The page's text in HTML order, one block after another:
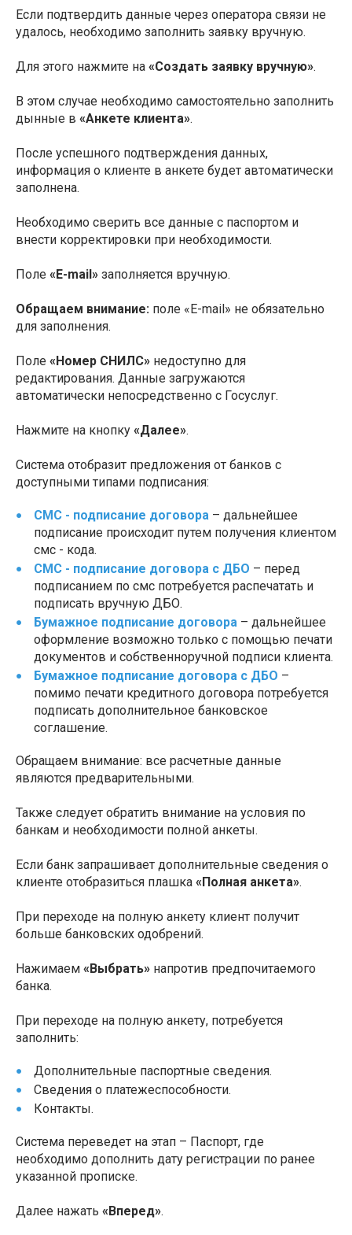
Если подтвердить данные через оператора связи не
удалось, необходимо заполнить заявку вручную.
Для этого нажмите на «Создать заявку вручную».
В этом случае необходимо самостоятельно заполнить
дынные в «Анкете клиента».
После успешного подтверждения данных,
информация о клиенте в анкете будет автоматически
заполнена.
Необходимо сверить все данные с паспортом и
внести корректировки при необходимости.
Поле «E-mail» заполняется вручную.
Обращаем внимание: поле «E-mail» не обязательно
для заполнения.
Поле «Номер СНИЛС» недоступно для
редактирования. Данные загружаются
автоматически непосредственно с Госуслуг.
Нажмите на кнопку «Далее».
Система отобразит предложения от банков с
доступными типами подписания:
СМС - подписание договора– дальнейшее
подписание происходит путем получения клиентом
смс - кода.
СМС - подписание договора с ДБО – перед
подписанием по смс потребуется распечатать и
подписать вручную ДБО.
Бумажное подписание договора– дальнейшее
оформление возможно только с помощью печати
документов и собственноручной подписи клиента.
Бумажное подписание договора с ДБО –
помимо печати кредитного договора потребуется
подписать дополнительное банковское
соглашение.
Обращаем внимание: все расчетные данные
являются предварительными.
Также следует обратить внимание на условия по
банкам и необходимости полной анкеты.
Если банк запрашивает дополнительные сведения о
клиенте отобразиться плашка «Полная анкета».
При переходе на полную анкету клиент получит
больше банковских одобрений.
Нажимаем «Выбрать» напротив предпочитаемого
банка.
При переходе на полную анкету, потребуется
заполнить:
Дополнительные паспортные сведения.
Сведения о платежеспособности.
Контакты.
Система переведет на этап – Паспорт, где
необходимо дополнить дату регистрации по ранее
указанной прописке.
Далее нажать «Вперед».